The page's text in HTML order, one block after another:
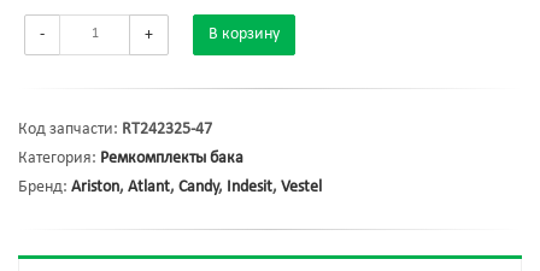
- + В корзину
Код запчасти: RT242325-47
Категория: Ремкомплекты бака
Бренд: Ariston, Atlant, Candy, Indesit, Vestel